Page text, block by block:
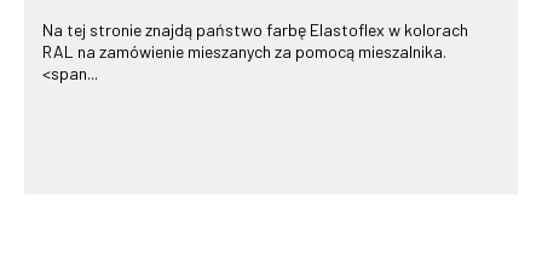
Na tej stronie znajdą państwo farbę Elastoflex w kolorach
RAL na zamówienie mieszanych za pomocą mieszalnika.
<span...